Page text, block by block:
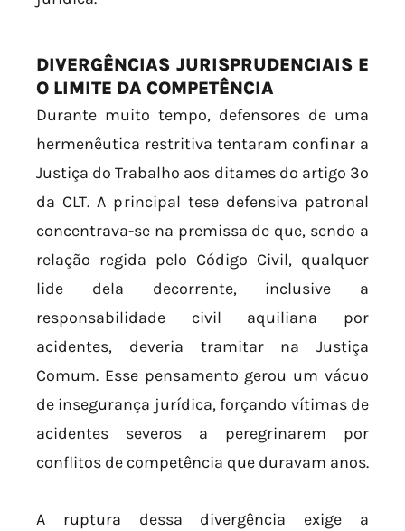
DIVERGÊNCIAS JURISPRUDENCIAIS E
O LIMITE DA COMPETÊNCIA
Durante muito tempo, defensores de uma
hermenêutica restritiva tentaram confinar a
Justiça do Trabalho aos ditames do artigo 3º
da CLT. A principal tese defensiva patronal
concentrava-se na premissa de que, sendo a
relação regida pelo Código Civil, qualquer
lide dela decorrente, inclusive a
responsabilidade civil aquiliana por
acidentes, deveria tramitar na Justiça
Comum. Esse pensamento gerou um vácuo
de insegurança jurídica, forçando vítimas de
acidentes severos a peregrinarem por
conflitos de competência que duravam anos.
A ruptura dessa divergência exige a